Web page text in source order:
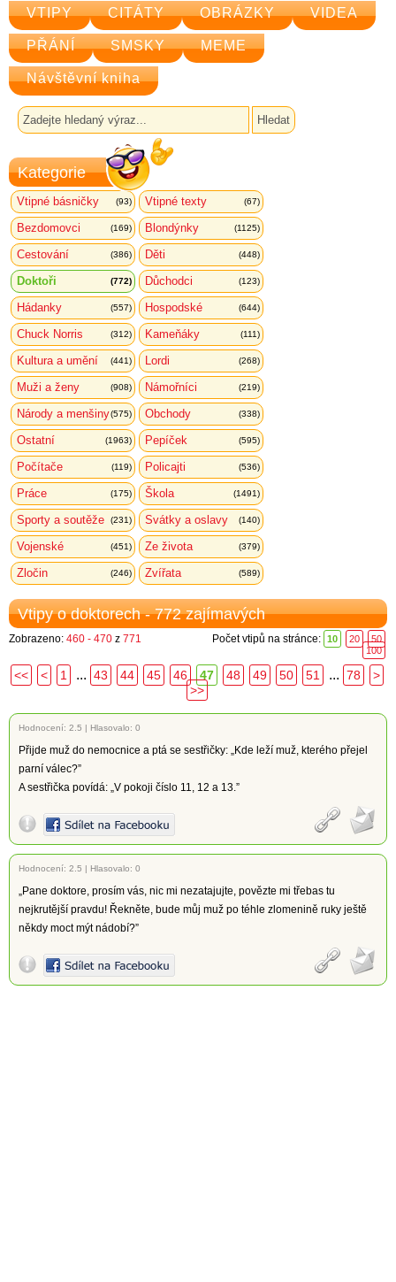
VTIPY CITÁTY OBRÁZKY VIDEA
PŘÁNÍ SMSKY MEME
Návštěvní kniha
Kategorie
Vtipné básničky (93) Vtipné texty (67)
Bezdomovci (169) Blondýnky (1125)
Cestování (386) Děti (448)
Doktoři (772) Důchodci (123)
Hádanky (557) Hospodské (644)
Chuck Norris (312) Kameňáky (111)
Kultura a umění (441) Lordi (268)
Muži a ženy (908) Námořníci (219)
Národy a menšiny(575) Obchody (338)
Ostatní (1963) Pepíček (595)
Počítače (119) Policajti (536)
Práce (175) Škola (1491)
Sporty a soutěže (231) Svátky a oslavy (140)
Vojenské (451) Ze života (379)
Zločin (246) Zvířata (589)
Vtipy o doktorech - 772 zajímavých
Zobrazeno: 460 - 470 z 771 Počet vtipů na stránce: 10 20
50
100
<< < 1 ... 43 44 45 46 47 48 49 50 51 ... 78
>
>>
Hodnocení: 2.5 | Hlasovalo: 0
Přijde muž do nemocnice a ptá se sestřičky: „Kde leží muž, kterého přejel
parní válec?”
A sestřička povídá: „V pokoji číslo 11, 12 a 13.”
Hodnocení: 2.5 | Hlasovalo: 0
„Pane doktore, prosím vás, nic mi nezatajujte, povězte mi třebas tu
nejkrutější pravdu! Řekněte, bude můj muž po téhle zlomenině ruky ještě
někdy moct mýt nádobí?”